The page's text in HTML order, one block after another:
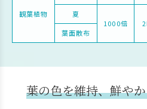
観葉植物
夏
1000倍
2L
葉面散布
葉の色を維持、鮮や